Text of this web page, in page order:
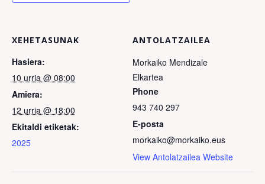
XEHETASUNAK
Hasiera:
10 urria @ 08:00
Amiera:
12 urria @ 18:00
Ekitaldi etiketak:
2025
ANTOLATZAILEA
Morkaiko Mendizale
Elkartea
Phone
943 740 297
E-posta
morkaiko@morkaiko.eus
View Antolatzailea Website